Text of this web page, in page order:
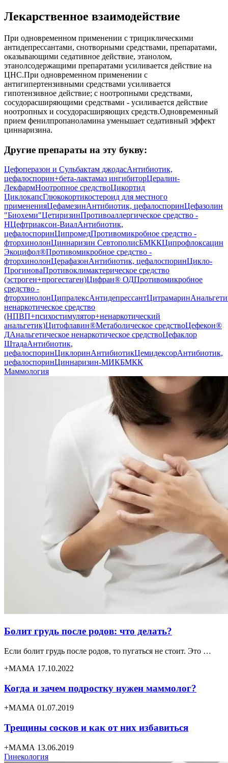
Лекарственное взаимодействие
При одновременном применении с трициклическими
антидепрессантами, снотворными средствами, препаратами,
оказывающими седативное действие, этанолом,
этанолсодержащими препаратами усиливается действие на
ЦНС.При одновременном применении с
антигипертензивными средствами усиливается
гипотензивное действие; с ноотропными средствами,
сосудорасширяющими средствами - усиливается действие
ноотропных и сосудорасширяющих средств.Одновременный
прием фенилпропаноламина уменьшает седативный эффект
циннаризина.
Другие препараты на эту букву:
Цефоперазон и Сульбактам джодасАнтибиотик,
цефалоспорин+бета-лактамаз ингибиторЦералин-
ЛекфармНоотропное средствоЦикортид
ЦиклокапсГлюкокортикостероид для местного
примененияЦефамезинАнтибиотик, цефалоспоринЦефазолин
"Биохеми"ЦетиризинПротивоаллергическое средство -
HЦефтриаксон-ВиалАнтибиотик,
цефалоспоринЦипромедПротивомикробное средство -
фторхинолонЦиннаризин СевтополисБМККЦипрофлоксацин
Экоцифол®Противомикробное средство -
фторхинолонЦерафазонАнтибиотик, цефалоспоринЦикло-
ПрогиноваПротивоклимактерическое средство
(эстроген+прогестаген)Цифран® ОДПротивомикробное
средство -
фторхинолонЦипралексАнтидепрессантЦитрамарин
ненаркотическое средство
(НПВП+психостимулятор+ненаркотический
анальгетик)Цитофлавин®Метаболическое средствоЦефекон®
ДАнальгетическое ненаркотическое средствоЦефаклор
ШтадаАнтибиотик,
цефалоспоринЦиклоринАнтибиотикЦемидексорАнтибиотик,
цефалоспоринЦиннаризин-МИКБМКК
Маммология
Болит грудь после родов: что делать?
Если болит грудь после родов, то пугаться не стоит. Это …
+МАМА 17.10.2022
Когда и зачем подростку нужен маммолог?
+МАМА 01.07.2019
Трещины сосков и как от них избавиться
+МАМА 13.06.2019
Гинекология